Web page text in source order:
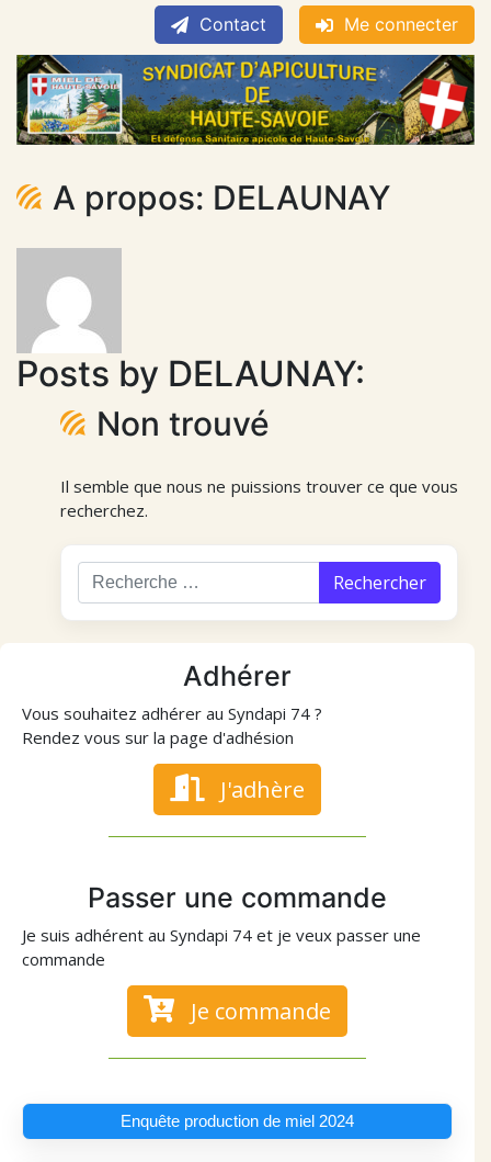
Contact Me connecter
A propos: DELAUNAY
Posts by DELAUNAY:
Non trouvé
Il semble que nous ne puissions trouver ce que vous
recherchez.
Adhérer
Vous souhaitez adhérer au Syndapi 74 ?
Rendez vous sur la page d'adhésion
J'adhère
Passer une commande
Je suis adhérent au Syndapi 74 et je veux passer une
commande
Je commande
Enquête production de miel 2024